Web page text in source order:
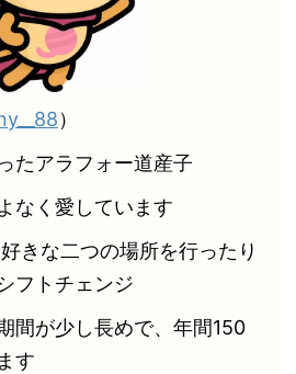
）
たアラフォー道産子
なく愛しています
きな二つの場所を行ったり
フトチェンジ
間が少し長めで、年間150
す